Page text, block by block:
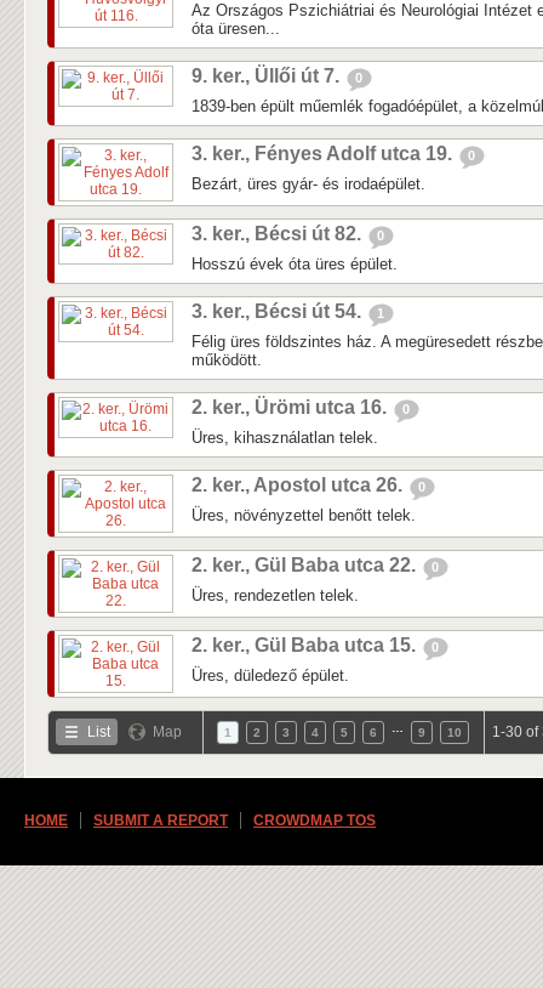
Az Országos Pszichiátriai és Neurológiai Intézet
óta üresen...
9. ker., Üllői út 7. 0
1839-ben épült műemlék fogadóépület, a
3. ker., Fényes Adolf utca 19. 0
Bezárt, üres gyár- és irodaépület.
3. ker., Bécsi út 82. 0
Hosszú évek óta üres épület.
3. ker., Bécsi út 54. 1
Félig üres földszintes ház. A megüresedett
működött.
2. ker., Ürömi utca 16. 0
Üres, kihasználatlan telek.
2. ker., Apostol utca 26. 0
Üres, növényzettel benőtt telek.
2. ker., Gül Baba utca 22. 0
Üres, rendezetlen telek.
2. ker., Gül Baba utca 15. 0
Üres, düledező épület.
List Map 1 2 3 4 5 6 9 10 1-30 of
HOME SUBMIT A REPORT CROWDMAP TOS